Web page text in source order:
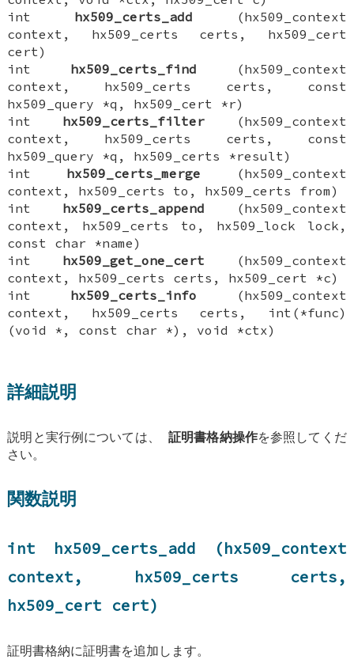
int hx509_certs_add (hx509_context
context, hx509_certs certs, hx509_cert
cert)
int hx509_certs_find (hx509_context
context, hx509_certs certs, const
hx509_query *q, hx509_cert *r)
int hx509_certs_filter (hx509_context
context, hx509_certs certs, const
hx509_query *q, hx509_certs *result)
int hx509_certs_merge (hx509_context
context, hx509_certs to, hx509_certs from)
int hx509_certs_append (hx509_context
context, hx509_certs to, hx509_lock lock,
const char *name)
int hx509_get_one_cert (hx509_context
context, hx509_certs certs, hx509_cert *c)
int hx509_certs_info (hx509_context
context, hx509_certs certs, int(*func)
(void *, const char *), void *ctx)
詳細説明
説明と実行例については、 証明書格納操作を参照してくだ
さい。
関数説明
int hx509_certs_add (hx509_context
context, hx509_certs certs,
hx509_cert cert)
証明書格納に証明書を追加します。